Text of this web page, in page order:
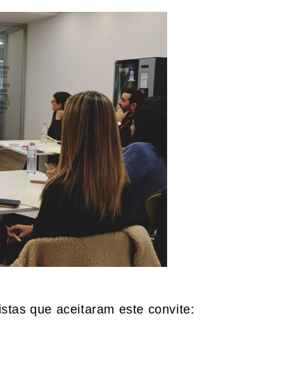
que aceitaram este convite: